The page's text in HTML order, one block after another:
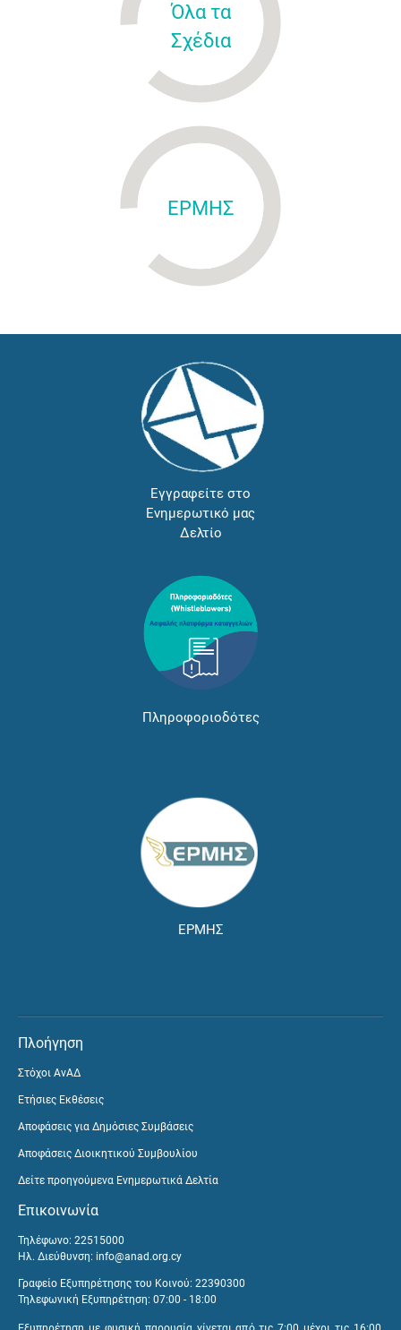
Όλα τα
Σχέδια
ΕΡΜΗΣ
Εγγραφείτε στο
Ενημερωτικό μας
Δελτίο
Πληροφοριοδότες
ΕΡΜΗΣ
Πλοήγηση
Στόχοι ΑνΑΔ
Ετήσιες Εκθέσεις
Αποφάσεις για Δημόσιες Συμβάσεις
Αποφάσεις Διοικητικού Συμβουλίου
Δείτε προηγούμενα Ενημερωτικά Δελτία
Επικοινωνία
Τηλέφωνο: 22515000
Ηλ. Διεύθυνση: info@anad.org.cy
Γραφείο Εξυπηρέτησης του Κοινού: 22390300
Τηλεφωνική Εξυπηρέτηση: 07:00 - 18:00